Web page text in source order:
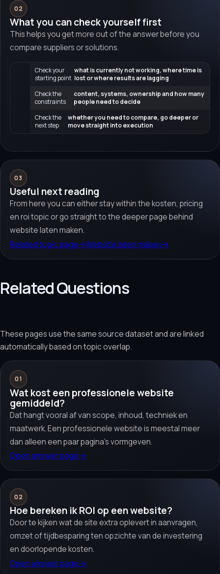
02
What you can check yourself first
This helps you get more out of the answer before you
compare suppliers or solutions.
Check your
starting point
what is currently not working, where time is
lost or where results are lagging
Check the
constraints
content, systems, ownership and how many
people need to decide
Check the
next step
whether you need to compare, go deeper or
move straight into execution
03
Useful next reading
From here you can either stay within the kosten, pricing
en roi topic or go straight to the deeper page behind
website laten maken.
Related topic page→Website laten maken→
Related Questions
These pages use the same source dataset and are linked
automatically based on topic overlap.
01
Wat kost een professionele website
gemiddeld?
Dat hangt vooral af van scope, inhoud, techniek en
maatwerk. Een professionele website is meestal meer
dan alleen een paar pagina’s vormgeven.
Open answer page→
02
Hoe bereken ik ROI op een website?
Door te kijken wat de site extra oplevert in aanvragen,
omzet of tijdbesparing ten opzichte van de investering
en doorlopende kosten.
Open answer page→